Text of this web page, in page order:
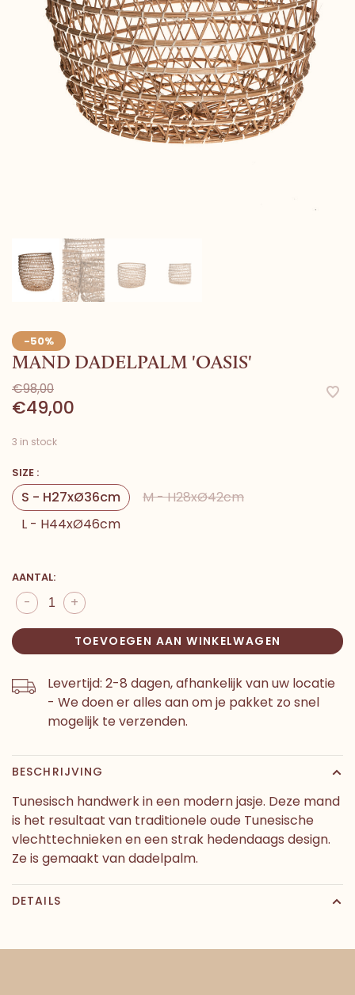
-50%
MAND DADELPALM 'OASIS'
€98,00
€49,00
3 in stock
SIZE :
S - H27xØ36cm
M - H28xØ42cm
L - H44xØ46cm
AANTAL:
+
-
TOEVOEGEN AAN WINKELWAGEN
Levertijd: 2-8 dagen, afhankelijk van uw locatie
- We doen er alles aan om je pakket zo snel
mogelijk te verzenden.
BESCHRIJVING
Tunesisch handwerk in een modern jasje. Deze mand
is het resultaat van traditionele oude Tunesische
vlechttechnieken en een strak hedendaags design.
Ze is gemaakt van dadelpalm.
DETAILS